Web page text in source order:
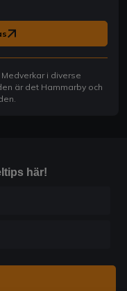
i diverse
är det Hammarby och
här!